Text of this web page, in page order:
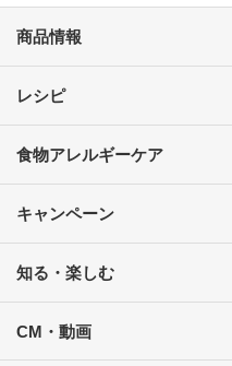
商品情報
レシピ
食物アレルギーケア
キャンペーン
知る・楽しむ
CM・動画